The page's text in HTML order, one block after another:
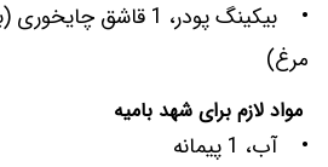
• بیکینگ پودر، 1 قاشق
مرغ)
مواد لازم برای شهد بامیه
• آب، 1 پیمانه